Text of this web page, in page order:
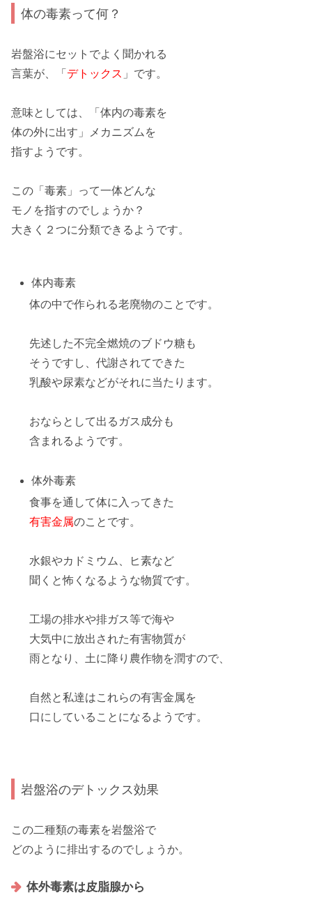
体の毒素って何？
岩盤浴にセットでよく聞かれる
言葉が、「 デトックス 」です。
意味としては、「体内の毒素を
体の外に出す」メカニズムを
指すようです。
この「 毒素 」って一体どんな
モノを指すのでしょうか？
大きく２つに分類できるようです。
体内毒素
体の中で作られる老廃物のことです。
先述した不完全燃焼のブドウ糖も
そうですし、代謝されてできた
乳酸や尿素などがそれに当たります。
おならとして出る ガス成分 も
含まれるようです。
体外毒素
食事を通して体に入ってきた
有害金属のことです。
水銀やカドミウム、ヒ素など
聞くと怖くなるような物質です。
工場の排水や排ガス等で海や
大気中に放出 された有害物質が
雨となり、土に降り農作物を潤すので、
自然と私達はこれらの有害金属を
口にしていることになるようです。
岩盤浴のデトックス効果
この二種類の毒素を岩盤浴で
どのように排出するのでしょうか。
体外毒素は皮脂腺から